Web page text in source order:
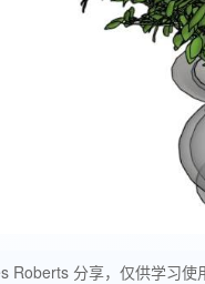
分享，仅供学习使